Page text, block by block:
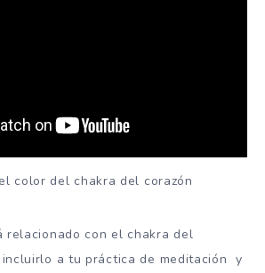
color del chakra del corazón
relacionado con el chakra del
a tu práctica de meditación y